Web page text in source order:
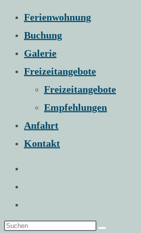
Ferienwohnung
Buchung
Galerie
Freizeitangebote
Freizeitangebote
Empfehlungen
Anfahrt
Kontakt